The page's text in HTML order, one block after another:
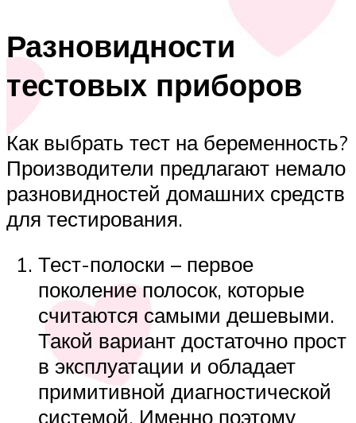
Разновидности
тестовых приборов
Как выбрать тест на беременность?
Производители предлагают немало
разновидностей домашних средств
для тестирования.
Тест-полоски – первое
поколение полосок, которые
считаются самыми дешевыми.
Такой вариант достаточно прост
в эксплуатации и обладает
примитивной диагностической
системой. Именно поэтому